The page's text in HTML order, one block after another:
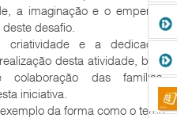
a imaginação e o empenho
desafio.
criatividade e a dedicação
desta atividade, bem
das famílias,
iniciativa.
da forma como o tema